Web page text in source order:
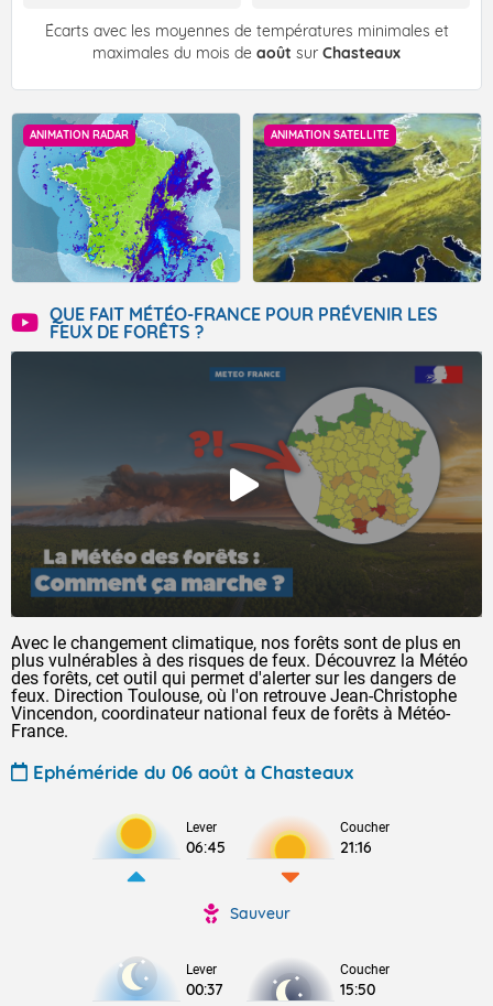
Écarts avec les moyennes de températures minimales et
maximales du mois de août sur Chasteaux
ANIMATION RADAR ANIMATION SATELLITE
QUE FAIT MÉTÉO-FRANCE POUR PRÉVENIR LES
FEUX DE FORÊTS ?
Avec le changement climatique, nos forêts sont de plus en
plus vulnérables à des risques de feux. Découvrez la Météo
des forêts, cet outil qui permet d'alerter sur les dangers de
feux. Direction Toulouse, où l'on retrouve Jean-Christophe
Vincendon, coordinateur national feux de forêts à Météo-
France.
Ephéméride du 06 août à Chasteaux
Lever
06:45
Coucher
21:16
Sauveur
Lever
00:37
Coucher
15:50